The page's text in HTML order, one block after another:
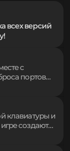
всех версий
с
портов
через
туннель.
напрямую,
клавиатуры и
игре создают